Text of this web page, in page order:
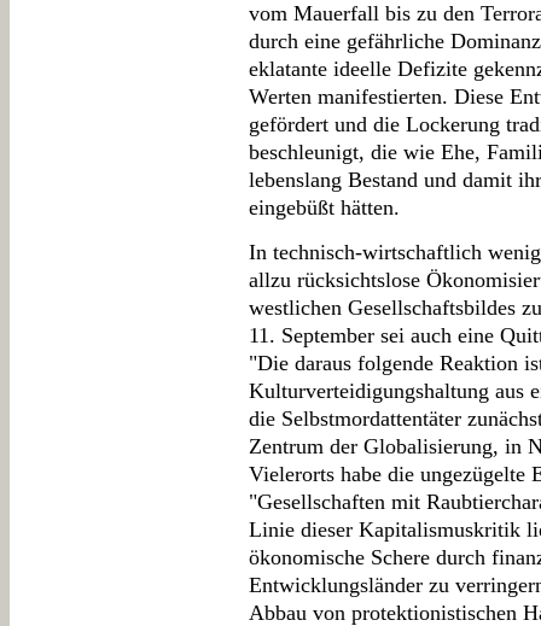
vom Mauerfall bis zu den
durch eine gefährliche
eklatante ideelle Defizite
Werten manifestierten. Diese
gefördert und die Lockerung
beschleunigt, die wie Ehe,
lebenslang Bestand und damit
eingebüßt hätten.
In technisch-wirtschaftlich
allzu rücksichtslose
westlichen Gesellschaftsbildes
11. September sei auch eine
"Die daraus folgende Reaktion
Kulturverteidigungshaltung aus
die Selbstmordattentäter
Zentrum der Globalisierung, in
Vielerorts habe die ungezügelte
"Gesellschaften mit
Linie dieser Kapitalismuskritik
ökonomische Schere durch
Entwicklungsländer zu
Abbau von protektionistischen